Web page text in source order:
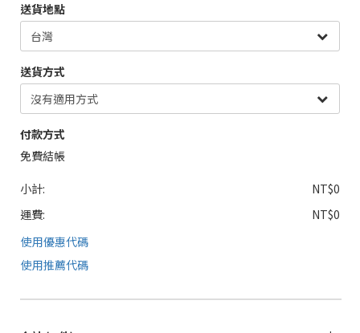
送貨地點
送貨方式
付款方式
免費結帳
小計:
NT$0
運費:
NT$0
使用優惠代碼
使用推薦代碼